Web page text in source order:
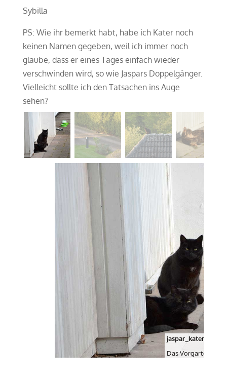
Sybilla
PS: Wie ihr bemerkt habt, habe ich Kater noch
keinen Namen gegeben, weil ich immer noch
glaube, dass er eines Tages einfach wieder
verschwinden wird, so wie Jaspars Doppelgänger.
Vielleicht sollte ich den Tatsachen ins Auge
sehen?
Das Vorgartenteam